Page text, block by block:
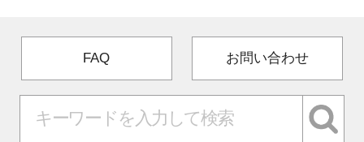
FAQ お問い合わせ